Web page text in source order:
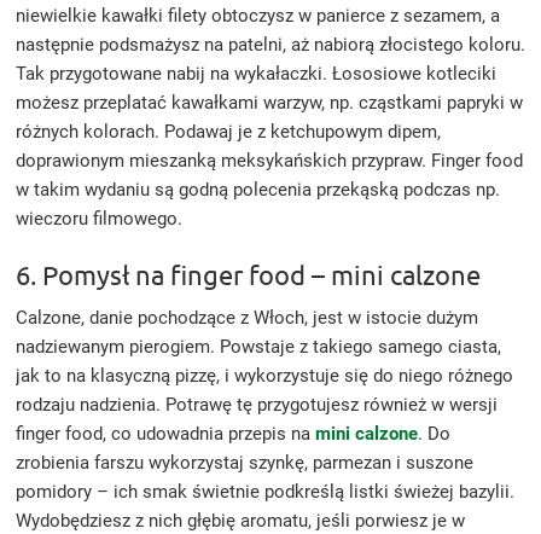
niewielkie kawałki filety obtoczysz w panierce z sezamem, a
następnie podsmażysz na patelni, aż nabiorą złocistego koloru.
Tak przygotowane nabij na wykałaczki. Łososiowe kotleciki
możesz przeplatać kawałkami warzyw, np. cząstkami papryki w
różnych kolorach. Podawaj je z ketchupowym dipem,
doprawionym mieszanką meksykańskich przypraw. Finger food
w takim wydaniu są godną polecenia przekąską podczas np.
wieczoru filmowego.
6. Pomysł na finger food – mini calzone
Calzone, danie pochodzące z Włoch, jest w istocie dużym
nadziewanym pierogiem. Powstaje z takiego samego ciasta,
jak to na klasyczną pizzę, i wykorzystuje się do niego różnego
rodzaju nadzienia. Potrawę tę przygotujesz również w wersji
finger food, co udowadnia przepis na mini calzone. Do
zrobienia farszu wykorzystaj szynkę, parmezan i suszone
pomidory – ich smak świetnie podkreślą listki świeżej bazylii.
Wydobędziesz z nich głębię aromatu, jeśli porwiesz je w